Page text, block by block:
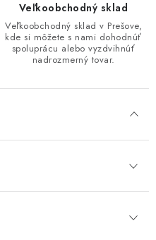
Veľkoobchodný sklad
Veľkoobchodný sklad v Prešove,
kde si môžete s nami dohodnúť
spoluprácu alebo vyzdvihnúť
nadrozmerný tovar.